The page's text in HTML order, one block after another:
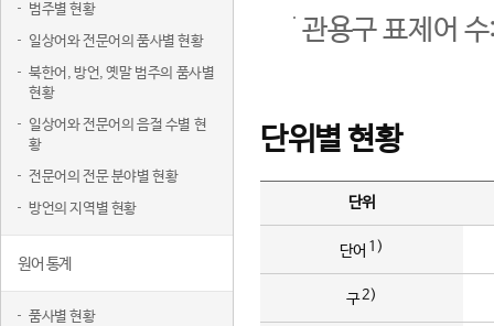
범주별 현황
일상어와 전문어의 품사별 현황
북한어, 방언, 옛말 범주의 품사별
현황
일상어와 전문어의 음절 수별 현
황
전문어의 전문 분야별 현황
방언의 지역별 현황
원어 통계
품사별 현황
관용구 표제어
단위별 현황
단위
단어 1)
구2)